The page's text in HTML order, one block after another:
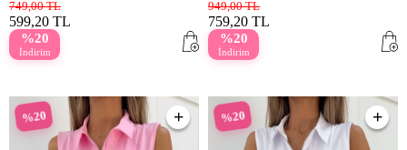
599,20 TL
749,00 TL
%20
İndirim
759,20 TL
949,00 TL
%20
İndirim
%20 %20